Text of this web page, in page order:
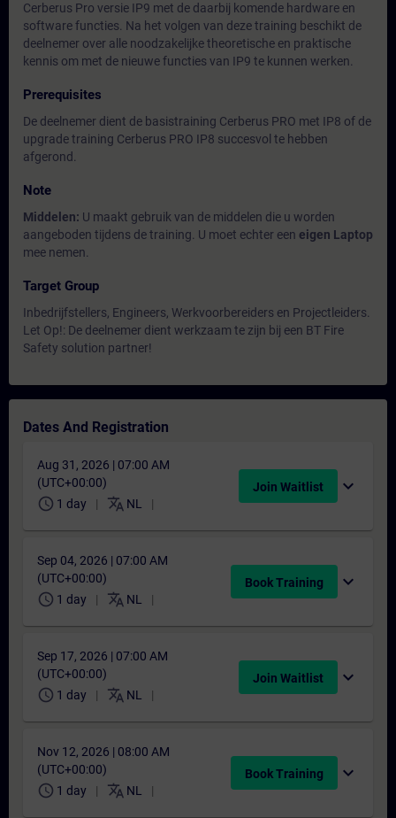
Cerberus Pro versie IP9 met de daarbij komende hardware en
software functies. Na het volgen van deze training beschikt de
deelnemer over alle noodzakelijke theoretische en praktische
kennis om met de nieuwe functies van IP9 te kunnen werken.
Prerequisites
De deelnemer dient de basistraining Cerberus PRO met IP8 of de
upgrade training Cerberus PRO IP8 succesvol te hebben
afgerond.
Note
Middelen: U maakt gebruik van de middelen die u worden
aangeboden tijdens de training. U moet echter een eigen Laptop
mee nemen.
Target Group
Inbedrijfstellers, Engineers, Werkvoorbereiders en Projectleiders.
Let Op!: De deelnemer dient werkzaam te zijn bij een BT Fire
Safety solution partner!
Dates And Registration
Aug 31, 2026 | 07:00 AM
(UTC+00:00)
schedule 1 day translate NL
Join Waitlist expand_more
Sep 04, 2026 | 07:00 AM
(UTC+00:00)
schedule 1 day translate NL
Book Training expand_more
Sep 17, 2026 | 07:00 AM
(UTC+00:00)
schedule 1 day translate NL
Join Waitlist expand_more
Nov 12, 2026 | 08:00 AM
(UTC+00:00)
schedule 1 day translate NL
Book Training expand_more